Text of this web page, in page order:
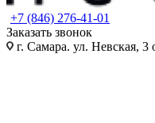
+7 (846) 276-41-01
Заказать звонок
г. Самара. ул. Невская, 3